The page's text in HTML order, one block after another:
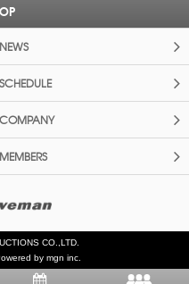
NEWS
SCHEDULE
COMPANY
MEMBERS
CO.,LTD.
by mgn inc.